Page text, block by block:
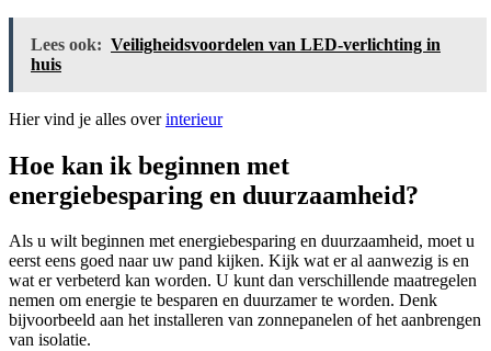
Lees ook: Veiligheidsvoordelen van LED-verlichting in
huis
Hier vind je alles overinterieur
Hoe kan ik beginnen met
energiebesparing en duurzaamheid?
Als u wilt beginnen met energiebesparing en duurzaamheid, moet u
eerst eens goed naar uw pand kijken. Kijk wat er al aanwezig is en
wat er verbeterd kan worden. U kunt dan verschillende maatregelen
nemen om energie te besparen en duurzamer te worden. Denk
bijvoorbeeld aan het installeren van zonnepanelen of het aanbrengen
van isolatie.